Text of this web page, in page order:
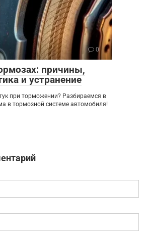
0
причины,
и устранение
при торможении? Разбираемся в
в тормозной системе автомобиля!